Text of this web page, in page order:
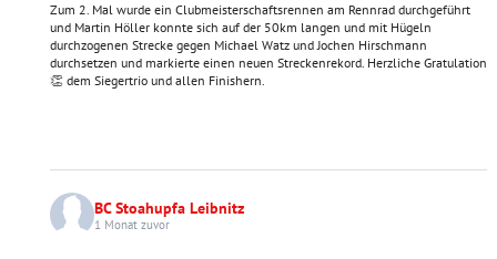
Zum 2. Mal wurde ein Clubmeisterschaftsrennen am Rennrad durchgeführt
und Martin Höller konnte sich auf der 50km langen und mit Hügeln
durchzogenen Strecke gegen Michael Watz und Jochen Hirschmann
durchsetzen und markierte einen neuen Streckenrekord. Herzliche Gratulation
👏 dem Siegertrio und allen Finishern.
BC Stoahupfa Leibnitz
1 Monat zuvor